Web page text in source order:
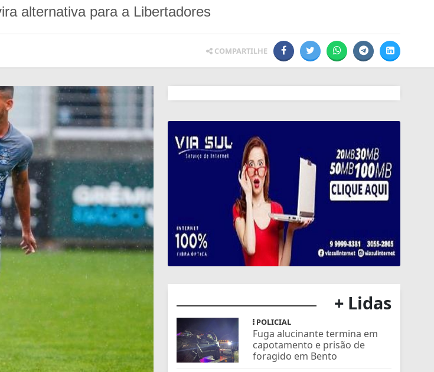
alternativa para a Libertadores
COMPARTILHE
+ Lidas
POLICIAL
Fuga alucinante termina em
capotamento e prisão de
foragido em Bento